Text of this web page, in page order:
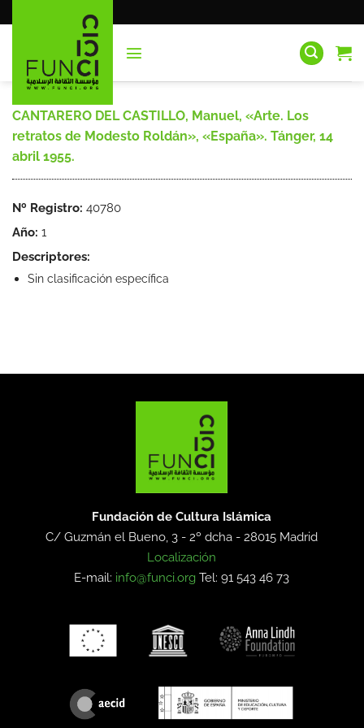
al
CANTARERO DEL CASTILLO, Manuel, «Arte. Los
retratos de Modesto Roldán», «España». Tánger, 14
abril 1955.
Nº Registro: 40780
Año: 1
Descriptores:
Sin clasificación específica
Fundación de Cultura Islámica
C/ Guzmán el Bueno, 3 - 2º dcha -28015 Madrid
Localización
E-mail: info@funci.org Tel: 91 543 46 73